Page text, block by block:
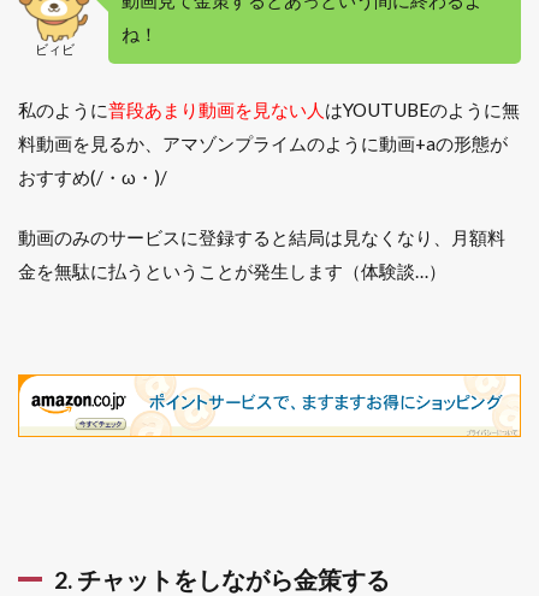
を使
って
いる
1.5
気覚
まし
をす
る
ビィビ
ね！
私のように普段あまり動画を見ない人 はYOUTUBEのように無
料動画を見るか、アマゾンプライムのように動画+aの形態が
おすすめ(/・ω・)/
動画のみのサービスに登録すると結局は見なくなり、月額料
金を無駄に払うということが発生します（体験談…）
2. チャットをしながら金策する